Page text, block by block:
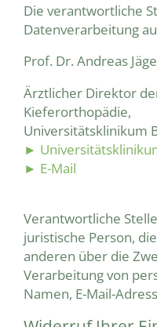
Die verantwortliche
Datenverarbeitung
Prof. Dr. Andreas
Ärztlicher Direktor
Kieferorthopädie,
Universitätsklinikum
►
► E-Mail
Verantwortliche
juristische Person,
anderen über die
Verarbeitung von
Namen, E-Mail-